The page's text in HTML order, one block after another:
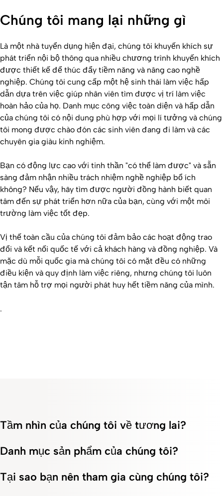
Chúng tôi mang lại những gì
Là một nhà tuyển dụng hiện đại, chúng tôi khuyến khích sự
phát triển nội bộ thông qua nhiều chương trình khuyến khích
được thiết kế để thúc đẩy tiềm năng và nâng cao nghề
nghiệp. Chúng tôi cung cấp một hệ sinh thái làm việc hấp
dẫn dựa trên việc giúp nhân viên tìm được vị trí làm việc
hoàn hảo của họ. Danh mục công việc toàn diện và hấp dẫn
của chúng tôi có nội dung phù hợp với mọi lí tưởng và chúng
tôi mong được chào đón các sinh viên đang đi làm và các
chuyên gia giàu kinh nghiệm.
Bạn có động lực cao với tinh thần "có thể làm được" và sẵn
sàng đảm nhận nhiều trách nhiệm nghề nghiệp bổ ích
không? Nếu vậy, hãy tìm được người đồng hành biết quan
tâm đến sự phát triển hơn nữa của bạn, cùng với một môi
trường làm việc tốt đẹp.
Vị thế toàn cầu của chúng tôi đảm bảo các hoạt động trao
đổi và kết nối quốc tế với cả khách hàng và đồng nghiệp. Và
mặc dù mỗi quốc gia mà chúng tôi có mặt đều có những
điều kiện và quy định làm việc riêng, nhưng chúng tôi luôn
tận tâm hỗ trợ mọi người phát huy hết tiềm năng của mình.
.
Tầm nhìn của chúng tôi về tương lai?
Danh mục sản phẩm của chúng tôi?
Tại sao bạn nên tham gia cùng chúng tôi?